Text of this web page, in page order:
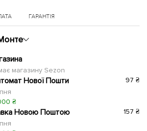
ГАРАНТІЯ
магазину Sezon
Нової Пошти
₴
97 ₴
Новою Поштою 157 ₴